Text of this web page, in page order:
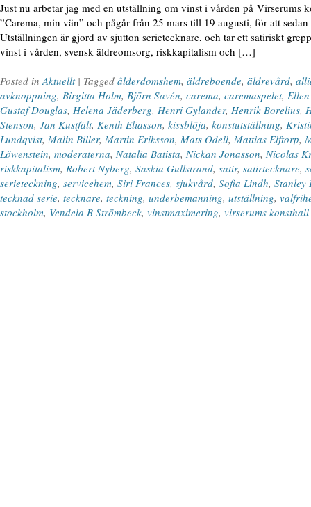
Just nu arbetar jag med en utställning om vinst i vården på Virserums
”Carema, min vän” och pågår från 25 mars till 19 augusti, för att
Utställningen är gjord av sjutton serietecknare, och tar ett satiriskt
vinst i vården, svensk äldreomsorg, riskkapitalism och […]
Posted inAktuellt | Tagged ålderdomshem, äldreboende, äldrevård,
avknoppning, Birgitta Holm, Björn Savén, carema, caremaspelet,
Gustaf Douglas, Helena Jäderberg, Henri Gylander, Henrik Borelius,
Stenson, Jan Kustfält, Kenth Eliasson, kissblöja, konstutställning,
Lundqvist, Malin Biller, Martin Eriksson, Mats Odell, Mattias Elftorp,
Löwenstein, moderaterna, Natalia Batista, Nickan Jonasson, Nicolas
riskkapitalism, Robert Nyberg, Saskia Gullstrand, satir, satirtecknare,
serieteckning, servicehem, Siri Frances, sjukvård, Sofia Lindh, Stanley
tecknad serie, tecknare, teckning, underbemanning, utställning,
stockholm, Vendela B Strömbeck, vinstmaximering, virserums konsthall